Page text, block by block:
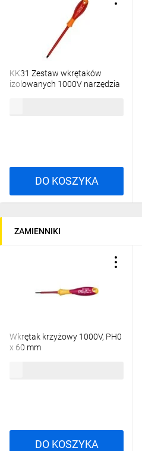
KK31 Zestaw wkrętaków
izolowanych 1000V narzędzia
DO KOSZYKA
ZAMIENNIKI
Wkrętak krzyżowy 1000V, PH0
x 60 mm
DO KOSZYKA